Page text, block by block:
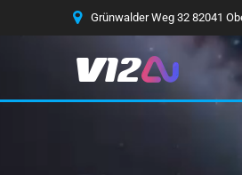
Grünwalder Weg 32 82041